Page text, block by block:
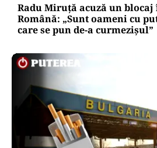
Radu Miruță acuză un
Română: „Sunt oameni cu
care se pun de-a curmezișul”